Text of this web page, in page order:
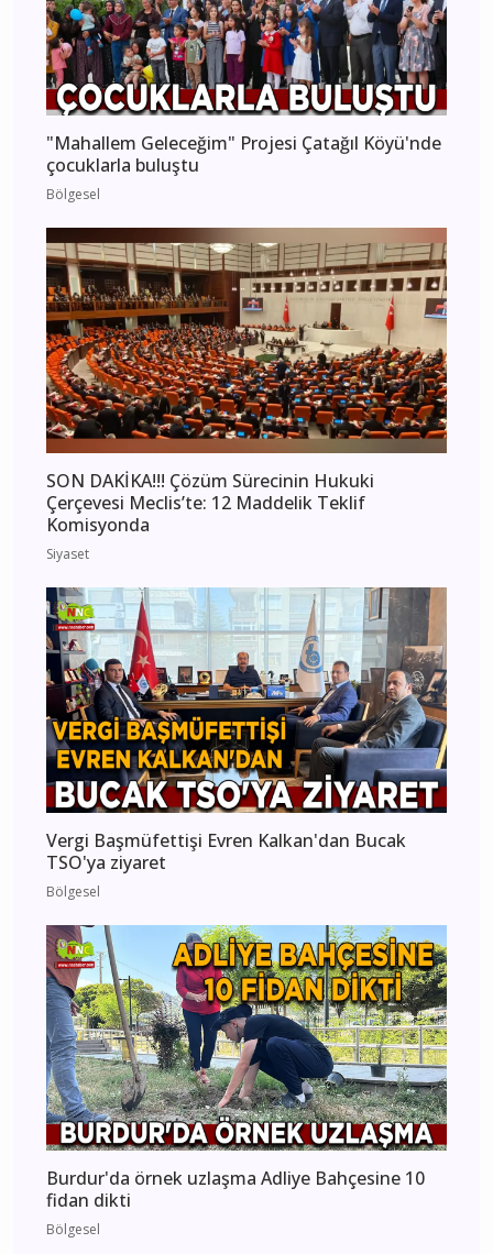
"Mahallem Geleceğim" Projesi Çatağıl Köyü'nde
çocuklarla buluştu
Bölgesel
SON DAKİKA!!! Çözüm Sürecinin Hukuki
Çerçevesi Meclis’te: 12 Maddelik Teklif
Komisyonda
Siyaset
Vergi Başmüfettişi Evren Kalkan'dan Bucak
TSO'ya ziyaret
Bölgesel
Burdur'da örnek uzlaşma Adliye Bahçesine 10
fidan dikti
Bölgesel